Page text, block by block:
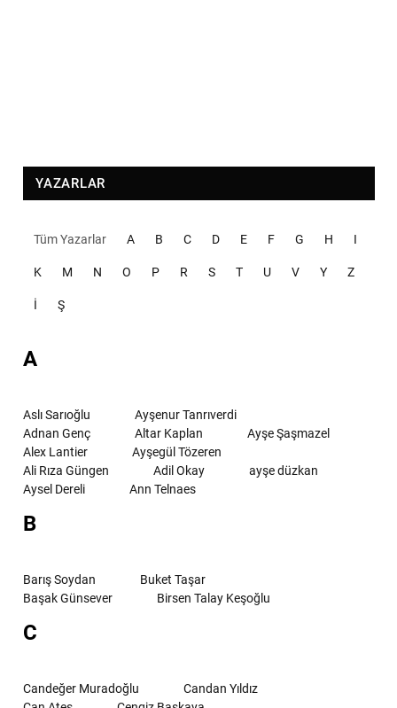
YAZARLAR
Tüm Yazarlar A B C D E F G H I
K M N O P R S T U V Y Z
İ Ş
A
Aslı Sarıoğlu
Ayşenur Tanrıverdi
Adnan Genç
Altar Kaplan
Ayşe Şaşmazel
Alex Lantier
Ayşegül Tözeren
Ali Rıza Güngen
Adil Okay
ayşe düzkan
Aysel Dereli
Ann Telnaes
B
Barış Soydan
Buket Taşar
Başak Günsever
Birsen Talay Keşoğlu
C
Candeğer Muradoğlu
Candan Yıldız